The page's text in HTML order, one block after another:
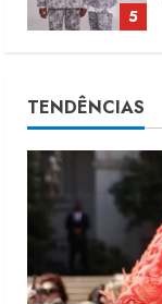
1
2
TENDÊNCIAS